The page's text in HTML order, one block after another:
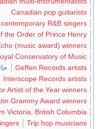
Canadian pop guitarists
contemporary R&B singers
of the Order of Prince Henry
Echo (music award) winners
Royal Conservatory of Music
Geffen Records artists
حائزو
Interscope Records artists
for Artist of the Year winners
Latin Grammy Award winners
from Victoria, British Columbia
Trip hop musicians
singers